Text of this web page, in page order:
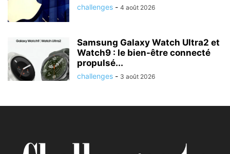
challenges - 4 août 2026
Samsung Galaxy Watch Ultra2 et
Watch9 : le bien-être connecté
propulsé...
challenges - 3 août 2026